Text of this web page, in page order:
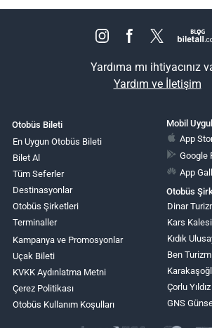
Yardıma mı ihtiyacınız
Yardım ve İletişim
Otobüs Bileti
En Uygun Otobüs Bileti
Bilet Al
Tüm Seferler
Destinasyonlar
Otobüs Şirketleri
Terminaller
Kampanya ve Promosyonlar
Uçak Bileti
KVKK Aydınlatma Metni
Çerez Politikası
Otobüs Kullanım Koşulları
Mobil
App
Google
App
Otobüs
Dinar
Kars
Kıdık
Ben Turizm
Çorlu
GNS